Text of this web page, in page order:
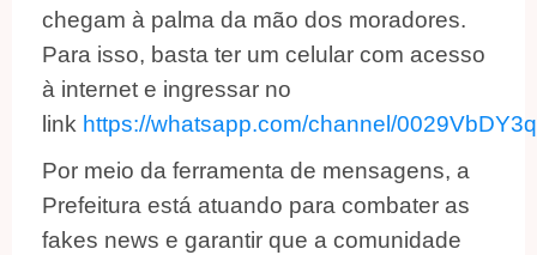
chegam à palma da mão dos moradores.
Para isso, basta ter um celular com acesso
à internet e ingressar no
link https://whatsapp.com/channel/
Por meio da ferramenta de mensagens, a
Prefeitura está atuando para combater as
fakes news e garantir que a comunidade